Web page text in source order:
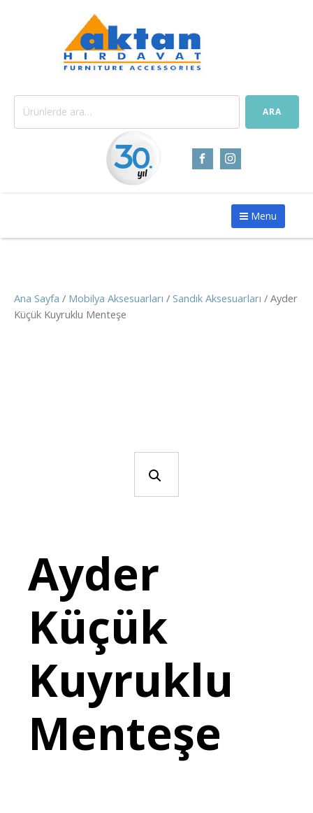
Ara: ARA
Menu
Ana Sayfa / Mobilya Aksesuarları / Sandık Aksesuarları / Ayder
Küçük Kuyruklu Menteşe
Ayder
Küçük
Kuyruklu
Menteşe